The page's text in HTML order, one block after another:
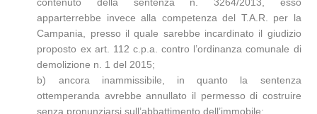
apparterrebbe invece alla competenza del T.A.R. per la
Campania, presso il quale sarebbe incardinato il giudizio
proposto ex art. 112 c.p.a. contro l’ordinanza comunale di
demolizione n. 1 del 2015;
b) ancora inammissibile, in quanto la sentenza
ottemperanda avrebbe annullato il permesso di costruire
senza pronunziarsi sull’abbattimento dell’immobile;